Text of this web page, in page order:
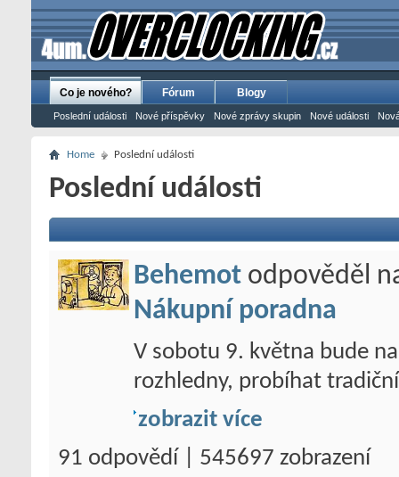
Co je nového?
Poslední události Nové příspěvky Nové zprávy skupin Nové události
Fórum Blogy
Home Poslední události
Poslední události
Behemot odpověděl
Nákupní poradna
V sobotu 9. května bude
rozhledny, probíhat
zobrazit více
91 odpovědí | 545697 zobrazení